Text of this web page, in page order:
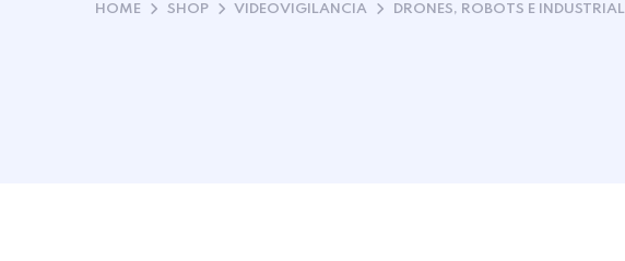
HOME SHOP VIDEOVIGILANCIA DRONES, ROBOTS E INDUSTRIAL